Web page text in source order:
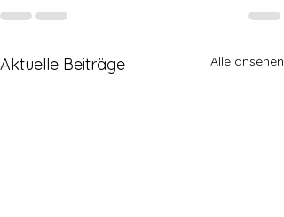
Aktuelle Beiträge Alle ansehen